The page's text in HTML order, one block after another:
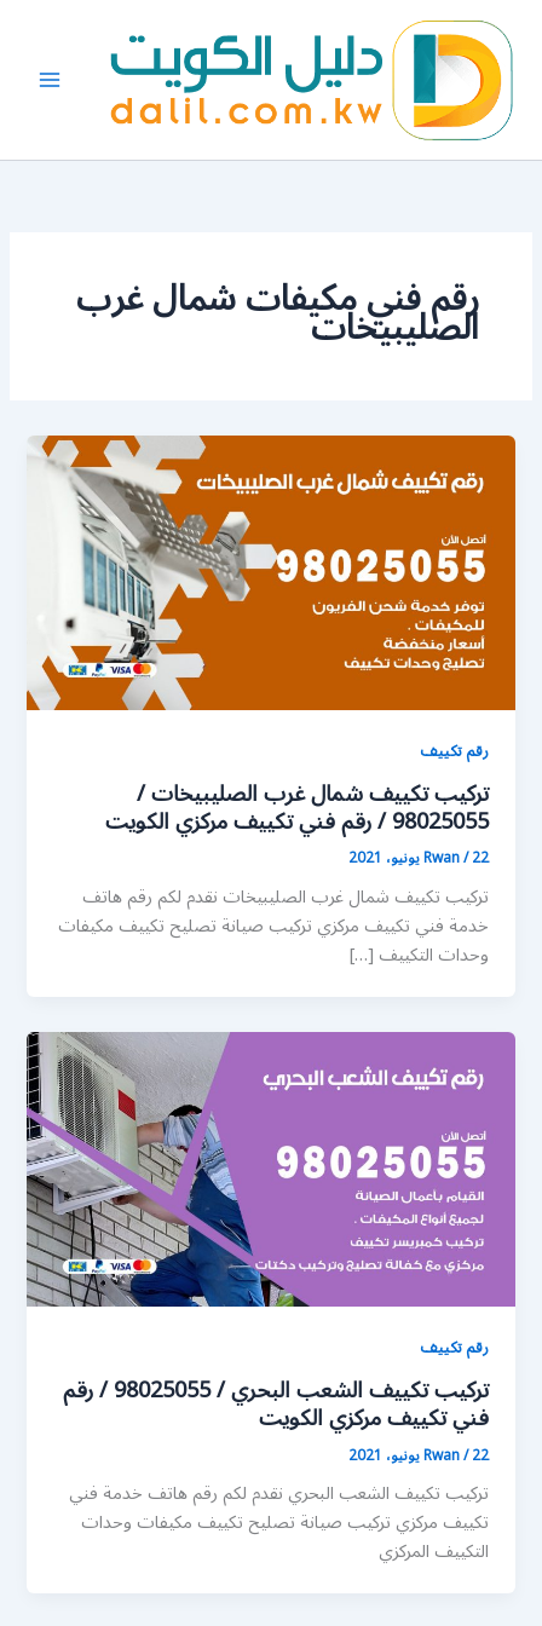
المحتوى
رقم فني مكيفات شمال غرب
الصليبيخات
رقم تكييف
تركيب تكييف شمال غرب الصليبيخات /
98025055 / رقم فني تكييف مركزي الكويت
Rwan/22 يونيو، 2021
تركيب تكييف شمال غرب الصليبيخات نقدم لكم رقم هاتف
خدمة فني تكييف مركزي تركيب صيانة تصليح تكييف مكيفات
وحدات التكييف […]
رقم تكييف
تركيب تكييف الشعب البحري / 98025055 / رقم
فني تكييف مركزي الكويت
Rwan/22 يونيو، 2021
تركيب تكييف الشعب البحري نقدم لكم رقم هاتف خدمة فني
تكييف مركزي تركيب صيانة تصليح تكييف مكيفات وحدات
التكييف المركزي